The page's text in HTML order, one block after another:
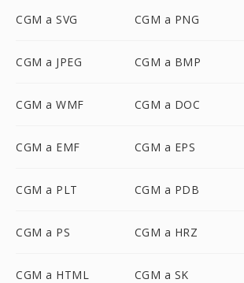
CGM a SVG CGM a PNG
CGM a JPEG CGM a BMP
CGM a WMF CGM a DOC
CGM a EMF CGM a EPS
CGM a PLT CGM a PDB
CGM a PS CGM a HRZ
CGM a HTML CGM a SK